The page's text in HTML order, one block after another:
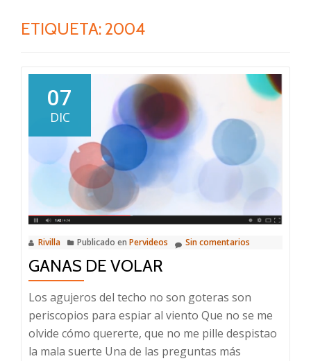
ETIQUETA: 2004
07
DIC
Rivilla Publicado en Pervideos Sin comentarios
GANAS DE VOLAR
Los agujeros del techo no son goteras son
periscopios para espiar al viento Que no se me
olvide cómo quererte, que no me pille despistao
la mala suerte Una de las preguntas más